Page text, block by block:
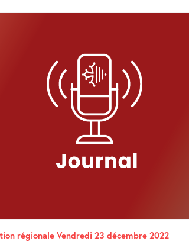
régionale Vendredi 23 décembre 2022